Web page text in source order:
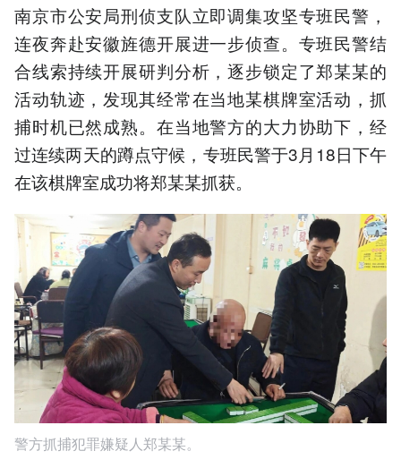
南京市公安局刑侦支队立即调集攻坚专班民警，
连夜奔赴安徽旌德开展进一步侦查。专班民警结
合线索持续开展研判分析，逐步锁定了郑某某的
活动轨迹，发现其经常在当地某棋牌室活动，抓
捕时机已然成熟。在当地警方的大力协助下，经
过连续两天的蹲点守候，专班民警于3月18日下午
在该棋牌室成功将郑某某抓获。
警方抓捕犯罪嫌疑人郑某某。